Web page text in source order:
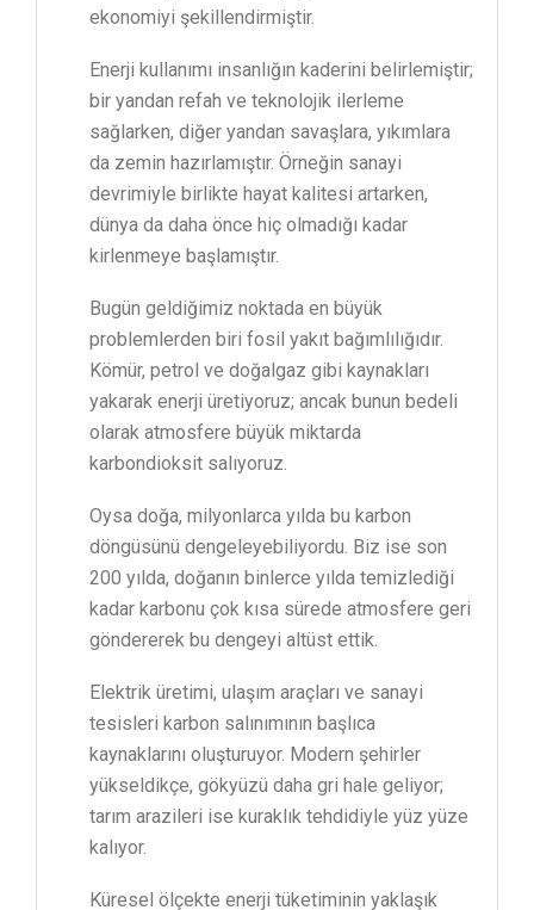
ekonomiyi şekillendirmiştir.
Enerji kullanımı insanlığın kaderini belirlemiştir;
bir yandan refah ve teknolojik ilerleme
sağlarken, diğer yandan savaşlara, yıkımlara
da zemin hazırlamıştır. Örneğin sanayi
devrimiyle birlikte hayat kalitesi artarken,
dünya da daha önce hiç olmadığı kadar
kirlenmeye başlamıştır.
Bugün geldiğimiz noktada en büyük
problemlerden biri fosil yakıt bağımlılığıdır.
Kömür, petrol ve doğalgaz gibi kaynakları
yakarak enerji üretiyoruz; ancak bunun bedeli
olarak atmosfere büyük miktarda
karbondioksit salıyoruz.
Oysa doğa, milyonlarca yılda bu karbon
döngüsünü dengeleyebiliyordu. Biz ise son
200 yılda, doğanın binlerce yılda temizlediği
kadar karbonu çok kısa sürede atmosfere geri
göndererek bu dengeyi altüst ettik.
Elektrik üretimi, ulaşım araçları ve sanayi
tesisleri karbon salınımının başlıca
kaynaklarını oluşturuyor. Modern şehirler
yükseldikçe, gökyüzü daha gri hale geliyor;
tarım arazileri ise kuraklık tehdidiyle yüz yüze
kalıyor.
Küresel ölçekte enerji tüketiminin yaklaşık